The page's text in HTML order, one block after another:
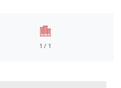
1 / 1